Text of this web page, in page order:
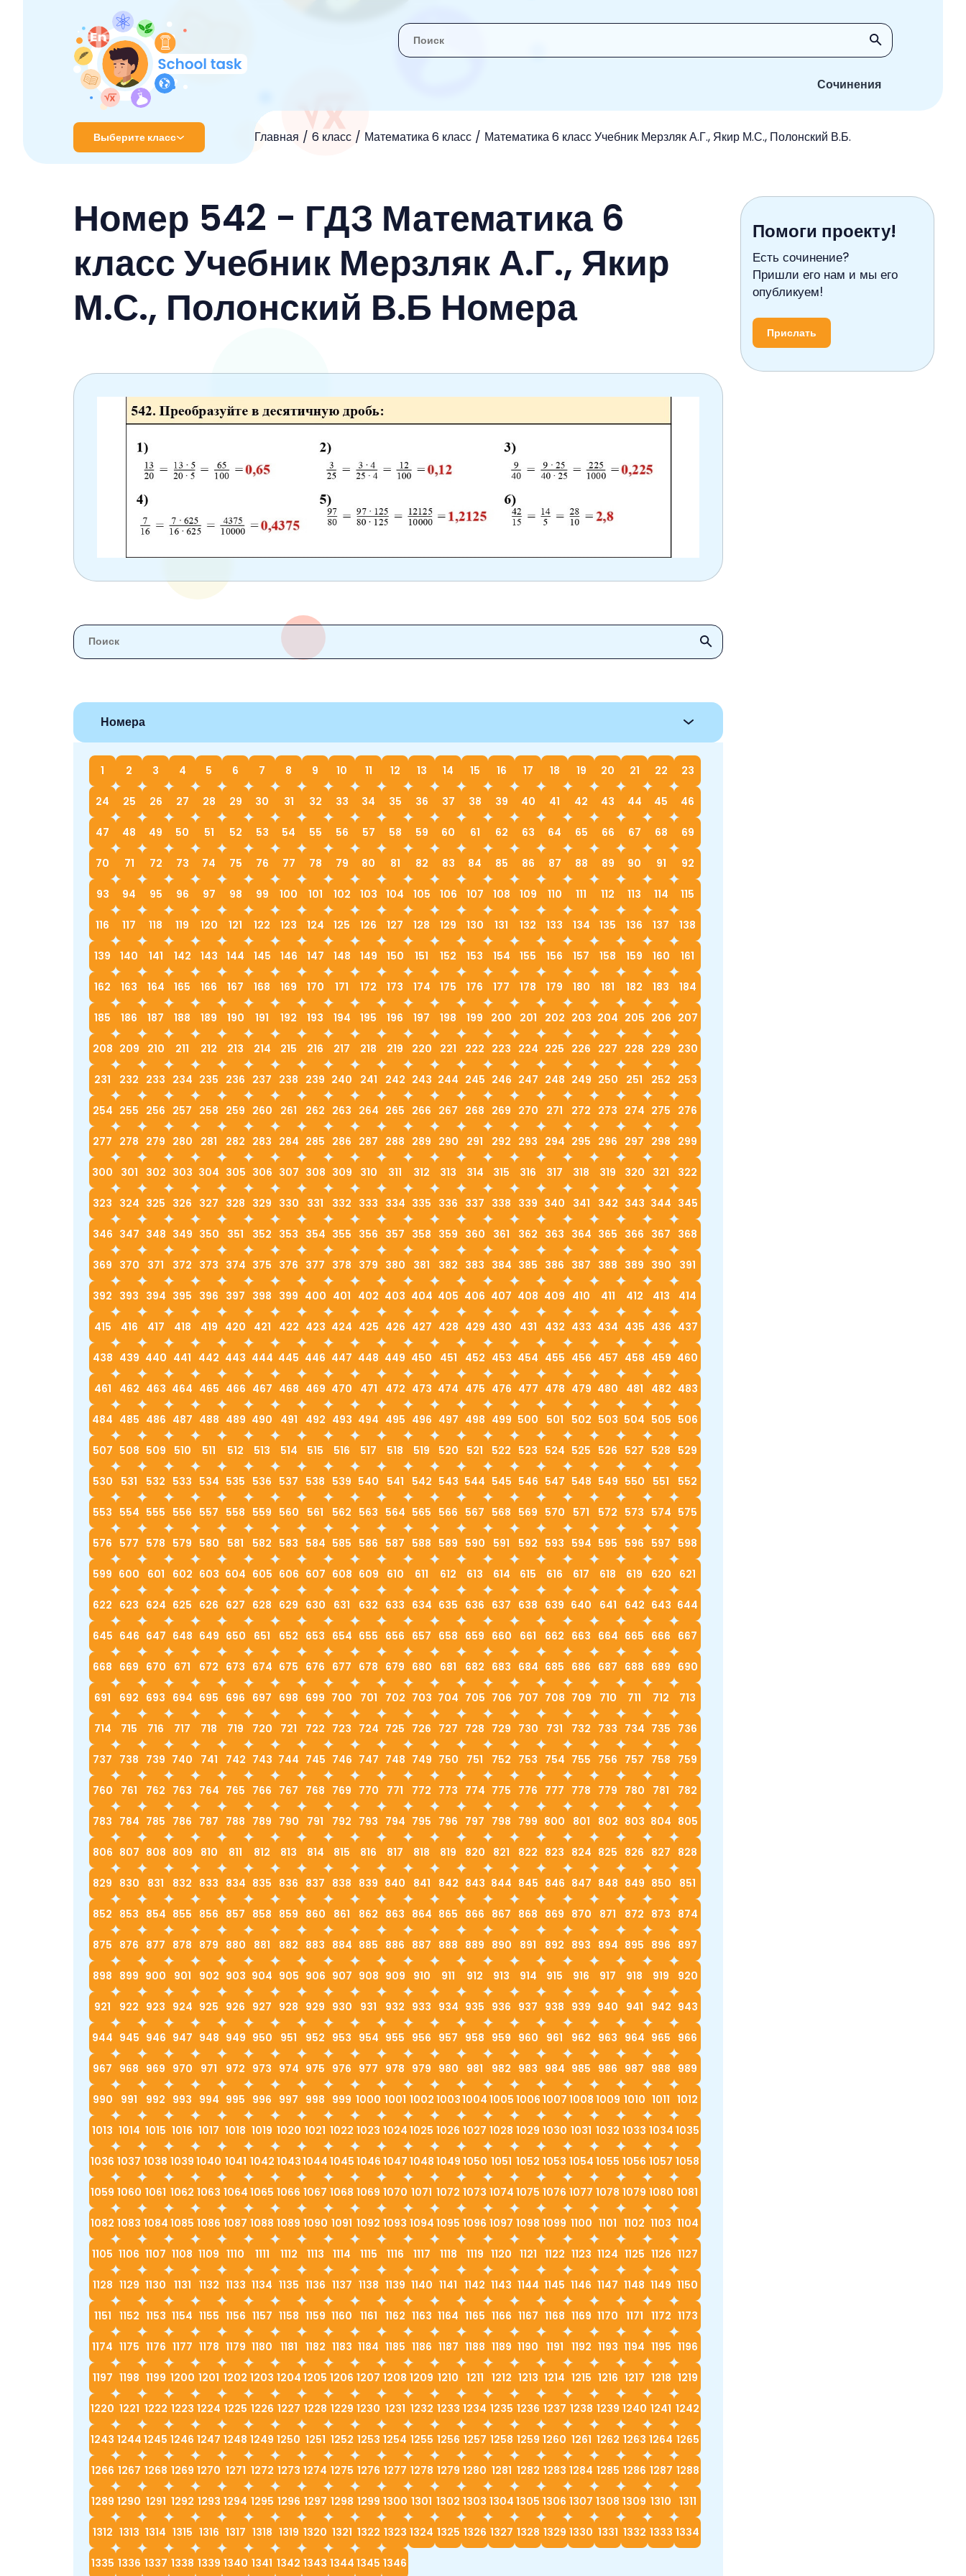
Сочинения
Выберите класс Главная 6 класс Математика 6 класс Математика 6 класс Учебник Мерзляк А.Г., Якир М.С., Полонский В.Б.
2 класс
4 класс
5 класс
Номер 542 - ГДЗ Математика 6
класс Учебник Мерзляк А.Г., Якир
М.С., Полонский В.Б Номера
Номера
1 2 3 4 5 6 7 8 9 10 11 12 13 14 15 16 17 18 19 20 21 22 23
24 25 26 27 28 29 30 31 32 33 34 35 36 37 38 39 40 41 42 43 44 45 46
47 48 49 50 51 52 53 54 55 56 57 58 59 60 61 62 63 64 65 66 67 68 69
70 71 72 73 74 75 76 77 78 79 80 81 82 83 84 85 86 87 88 89 90 91 92
93 94 95 96 97 98 99 100 101 102 103 104 105 106 107 108 109 110 111 112 113 114 115
116 117 118 119 120 121 122 123 124 125 126 127 128 129 130 131 132 133 134 135 136 137 138
139 140 141 142 143 144 145 146 147 148 149 150 151 152 153 154 155 156 157 158 159 160 161
162 163 164 165 166 167 168 169 170 171 172 173 174 175 176 177 178 179 180 181 182 183 184
185 186 187 188 189 190 191 192 193 194 195 196 197 198 199 200 201 202 203 204 205 206 207
208 209 210 211 212 213 214 215 216 217 218 219 220 221 222 223 224 225 226 227 228 229 230
231 232 233 234 235 236 237 238 239 240 241 242 243 244 245 246 247 248 249 250 251 252 253
254 255 256 257 258 259 260 261 262 263 264 265 266 267 268 269 270 271 272 273 274 275 276
277 278 279 280 281 282 283 284 285 286 287 288 289 290 291 292 293 294 295 296 297 298 299
300 301 302 303 304 305 306 307 308 309 310 311 312 313 314 315 316 317 318 319 320 321 322
323 324 325 326 327 328 329 330 331 332 333 334 335 336 337 338 339 340 341 342 343 344 345
346 347 348 349 350 351 352 353 354 355 356 357 358 359 360 361 362 363 364 365 366 367 368
369 370 371 372 373 374 375 376 377 378 379 380 381 382 383 384 385 386 387 388 389 390 391
392 393 394 395 396 397 398 399 400 401 402 403 404 405 406 407 408 409 410 411 412 413 414
415 416 417 418 419 420 421 422 423 424 425 426 427 428 429 430 431 432 433 434 435 436 437
438 439 440 441 442 443 444 445 446 447 448 449 450 451 452 453 454 455 456 457 458 459 460
461 462 463 464 465 466 467 468 469 470 471 472 473 474 475 476 477 478 479 480 481 482 483
484 485 486 487 488 489 490 491 492 493 494 495 496 497 498 499 500 501 502 503 504 505 506
507 508 509 510 511 512 513 514 515 516 517 518 519 520 521 522 523 524 525 526 527 528 529
530 531 532 533 534 535 536 537 538 539 540 541 542 543 544 545 546 547 548 549 550 551 552
553 554 555 556 557 558 559 560 561 562 563 564 565 566 567 568 569 570 571 572 573 574 575
576 577 578 579 580 581 582 583 584 585 586 587 588 589 590 591 592 593 594 595 596 597 598
599 600 601 602 603 604 605 606 607 608 609 610 611 612 613 614 615 616 617 618 619 620 621
622 623 624 625 626 627 628 629 630 631 632 633 634 635 636 637 638 639 640 641 642 643 644
645 646 647 648 649 650 651 652 653 654 655 656 657 658 659 660 661 662 663 664 665 666 667
668 669 670 671 672 673 674 675 676 677 678 679 680 681 682 683 684 685 686 687 688 689 690
691 692 693 694 695 696 697 698 699 700 701 702 703 704 705 706 707 708 709 710 711 712 713
714 715 716 717 718 719 720 721 722 723 724 725 726 727 728 729 730 731 732 733 734 735 736
737 738 739 740 741 742 743 744 745 746 747 748 749 750 751 752 753 754 755 756 757 758 759
760 761 762 763 764 765 766 767 768 769 770 771 772 773 774 775 776 777 778 779 780 781 782
783 784 785 786 787 788 789 790 791 792 793 794 795 796 797 798 799 800 801 802 803 804 805
806 807 808 809 810 811 812 813 814 815 816 817 818 819 820 821 822 823 824 825 826 827 828
829 830 831 832 833 834 835 836 837 838 839 840 841 842 843 844 845 846 847 848 849 850 851
852 853 854 855 856 857 858 859 860 861 862 863 864 865 866 867 868 869 870 871 872 873 874
875 876 877 878 879 880 881 882 883 884 885 886 887 888 889 890 891 892 893 894 895 896 897
898 899 900 901 902 903 904 905 906 907 908 909 910 911 912 913 914 915 916 917 918 919 920
921 922 923 924 925 926 927 928 929 930 931 932 933 934 935 936 937 938 939 940 941 942 943
944 945 946 947 948 949 950 951 952 953 954 955 956 957 958 959 960 961 962 963 964 965 966
967 968 969 970 971 972 973 974 975 976 977 978 979 980 981 982 983 984 985 986 987 988 989
990 991 992 993 994 995 996 997 998 999 1000 1001 1002 10031004 1005 1006 1007 1008 1009 1010 1011 1012
1013 1014 1015 1016 1017 1018 1019 1020 1021 1022 1023 1024 1025 1026 1027 1028 1029 1030 1031 1032 1033 1034 1035
1036 1037 1038 1039 1040 1041 1042 10431044 1045 1046 1047 1048 1049 1050 1051 1052 1053 1054 1055 1056 1057 1058
1059 1060 1061 1062 1063 1064 1065 1066 1067 1068 1069 1070 1071 1072 1073 1074 1075 1076 1077 1078 1079 1080 1081
1082 1083 1084 1085 1086 1087 1088 1089 1090 1091 1092 1093 1094 1095 1096 1097 1098 1099 1100 1101 1102 1103 1104
1105 1106 1107 1108 1109 1110 1111 1112 1113 1114 1115 1116 1117 1118 1119 1120 1121 1122 1123 1124 1125 1126 1127
1128 1129 1130 1131 1132 1133 1134 1135 1136 1137 1138 1139 1140 1141 1142 1143 1144 1145 1146 1147 1148 1149 1150
1151 1152 1153 1154 1155 1156 1157 1158 1159 1160 1161 1162 1163 1164 1165 1166 1167 1168 1169 1170 1171 1172 1173
1174 1175 1176 1177 1178 1179 1180 1181 1182 1183 1184 1185 1186 1187 1188 1189 1190 1191 1192 1193 1194 1195 1196
1197 1198 1199 1200 1201 1202 1203 1204 1205 1206 1207 1208 1209 1210 1211 1212 1213 1214 1215 1216 1217 1218 1219
1220 1221 1222 1223 1224 1225 1226 1227 1228 1229 1230 1231 1232 1233 1234 1235 1236 1237 1238 1239 1240 1241 1242
1243 1244 1245 1246 1247 1248 1249 1250 1251 1252 1253 1254 1255 1256 1257 1258 1259 1260 1261 1262 1263 1264 1265
1266 1267 1268 1269 1270 1271 1272 1273 1274 1275 1276 1277 1278 1279 1280 1281 1282 1283 1284 1285 1286 1287 1288
1289 1290 1291 1292 1293 1294 1295 1296 1297 1298 1299 1300 1301 1302 1303 1304 1305 1306 1307 1308 1309 1310 1311
1312 1313 1314 1315 1316 1317 1318 1319 1320 1321 1322 1323 1324 1325 1326 1327 1328 1329 1330 1331 1332 1333 1334
1335 1336 1337 1338 1339 1340 1341 1342 1343 1344 1345 1346
Помоги проекту!
Есть сочинение?
Пришли его нам и мы его
опубликуем!
Прислать